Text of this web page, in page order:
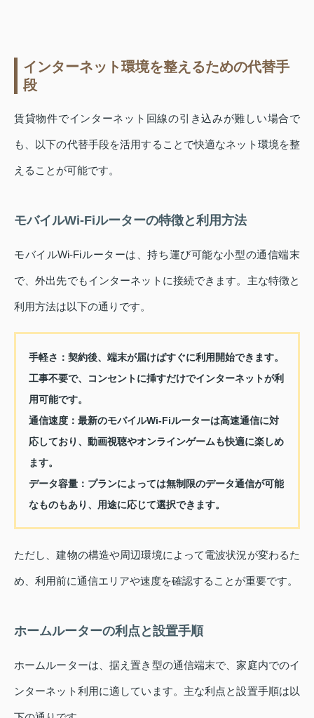
インターネット環境を整えるための代替手
段
賃貸物件でインターネット回線の引き込みが難しい場合で
も、以下の代替手段を活用することで快適なネット環境を整
えることが可能です。
モバイルWi-Fiルーターの特徴と利用方法
モバイルWi-Fiルーターは、持ち運び可能な小型の通信端末
で、外出先でもインターネットに接続できます。主な特徴と
利用方法は以下の通りです。
手軽さ： 契約後、端末が届けばすぐに利用開始できます。
工事不要で、コンセントに挿すだけでインターネットが利
用可能です。
通信速度： 最新のモバイルWi-Fiルーターは高速通信に対
応しており、動画視聴やオンラインゲームも快適に楽しめ
ます。
データ容量： プランによっては無制限のデータ通信が可能
なものもあり、用途に応じて選択できます。
ただし、建物の構造や周辺環境によって電波状況が変わるた
め、利用前に通信エリアや速度を確認することが重要です。
ホームルーターの利点と設置手順
ホームルーターは、据え置き型の通信端末で、家庭内でのイ
ンターネット利用に適しています。主な利点と設置手順は以